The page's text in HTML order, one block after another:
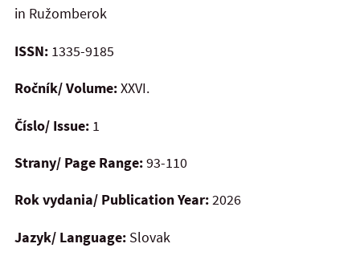
in Ružomberok
ISSN: 1335-9185
Ročník/ Volume:XXVI.
Číslo/ Issue: 1
Strany/ Page Range:93-110
Rok vydania/ Publication Year:2026
Jazyk/ Language: Slovak